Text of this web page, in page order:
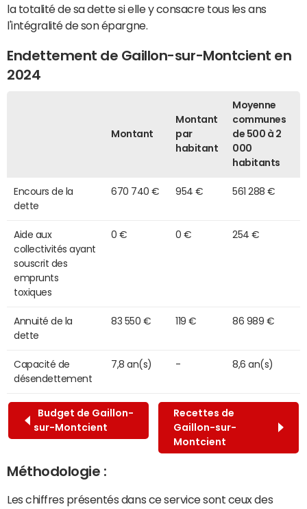
la totalité de sa dette si elle y consacre tous les ans
l'intégralité de son épargne.
Endettement de Gaillon-sur-Montcient en
2024
Montant
Montant
par
habitant
Moyenne
communes
de 500 à 2
000
habitants
Encours de la
dette
670 740 € 954 € 561 288 €
Aide aux
collectivités ayant
souscrit des
emprunts
toxiques
0 € 0 € 254 €
Annuité de la
dette
83 550 € 119 € 86 989 €
Capacité de
désendettement
7,8 an(s) - 8,6 an(s)
Budget de Gaillon-
sur-Montcient
Recettes de
Gaillon-sur-
Montcient
Méthodologie :
Les chiffres présentés dans ce service sont ceux des